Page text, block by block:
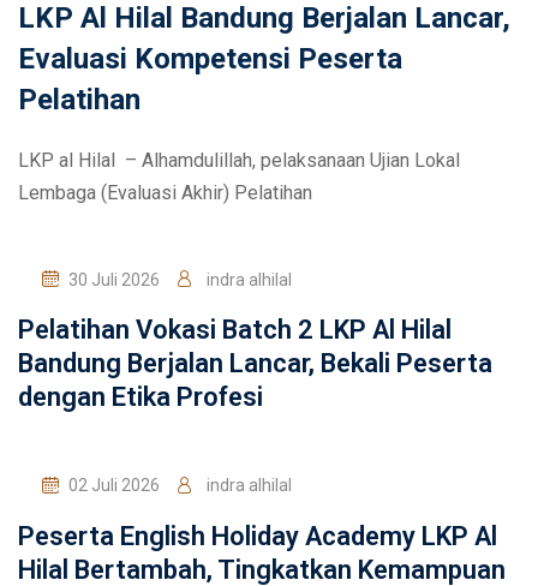
LKP Al Hilal Bandung Berjalan Lancar,
Evaluasi Kompetensi Peserta
Pelatihan
LKP al Hilal – Alhamdulillah, pelaksanaan Ujian Lokal
Lembaga (Evaluasi Akhir) Pelatihan
30 Juli 2026 indra alhilal
Pelatihan Vokasi Batch 2 LKP Al Hilal
Bandung Berjalan Lancar, Bekali Peserta
dengan Etika Profesi
02 Juli 2026 indra alhilal
Peserta English Holiday Academy LKP Al
Hilal Bertambah, Tingkatkan Kemampuan